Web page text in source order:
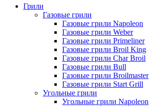
Грили
Газовые грили
Газовые грили Napoleon
Газовые грили Weber
Газовые грили Primeliner
Газовые грили Broil King
Газовые грили Char Broil
Газовые грили Bull
Газовые грили Broilmaster
Газовые грили Start Grill
Угольные грили
Угольные грили Napoleon